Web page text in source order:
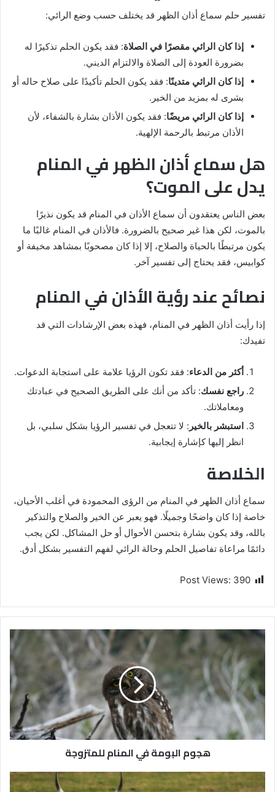
تفسير حلم سماع أذان الظهر قد يختلف حسب وضع الرائي:
إذا كان الرائي مقصرًا في الصلاة: فقد يكون الحلم تذكيرًا له
بضرورة العودة إلى الصلاة والالتزام الديني.
إذا كان الرائي متدينًا: فقد يكون الحلم تأكيدًا على صلاح حاله أو
بشرى له بمزيد من الخير.
إذا كان الرائي مريضًا: فقد يكون الأذان بشارة بالشفاء، لأن
الأذان مرتبط بالرحمة الإلهية.
هل سماع أذان الظهر في المنام
يدل على الموت؟
بعض الناس يعتقدون أن سماع الأذان في المنام قد يكون نذيرًا
بالموت، لكن هذا غير صحيح بالضرورة. فالأذان في المنام غالبًا ما
يكون مرتبطًا بالحياة والصلاح، إلا إذا كان مصحوبًا بمشاهد مخيفة أو
كوابيس، فقد يحتاج إلى تفسير آخر.
نصائح عند رؤية الأذان في المنام
إذا رأيت أذان الظهر في المنام، فهذه بعض الإرشادات التي قد
تفيدك:
أكثر من الدعاء: فقد تكون الرؤيا علامة على استجابة الدعوات.
راجع نفسك: تأكد من أنك على الطريق الصحيح في عبادتك
ومعاملاتك.
استبشر بالخير : لا تتعجل في تفسير الرؤيا بشكل سلبي، بل
انظر إليها كإشارة إيجابية.
الخلاصة
سماع أذان الظهر في المنام من الرؤى المحمودة في أغلب الأحيان،
خاصة إذا كان واضحًا وجميلًا. فهو يعبر عن الخير والصلاح والتذكير
بالله، وقد يكون بشارة بتحسن الأحوال أو حل المشاكل. لكن يجب
دائمًا مراعاة تفاصيل الحلم وحالة الرائي لفهم التفسير بشكل أدق.
Post Views: 390
هجوم البومة في المنام للمتزوجة